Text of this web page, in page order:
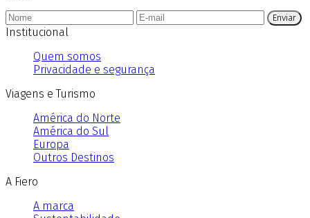
Enviar
Institucional
Quem somos
Privacidade e segurança
Viagens e Turismo
América do Norte
América do Sul
Europa
Outros Destinos
A Fiero
A marca